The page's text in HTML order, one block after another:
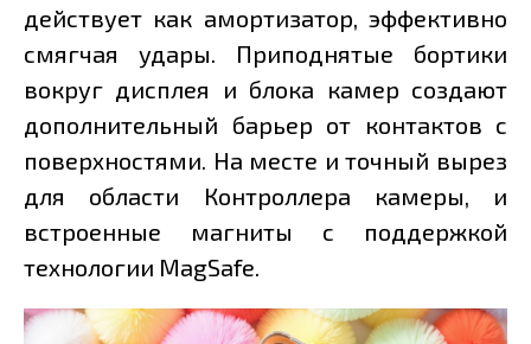
действует как амортизатор, эффективно
смягчая удары. Приподнятые бортики
вокруг дисплея и блока камер создают
дополнительный барьер от контактов с
поверхностями. На месте и точный вырез
для области Контроллера камеры, и
встроенные магниты с поддержкой
технологии MagSafe.